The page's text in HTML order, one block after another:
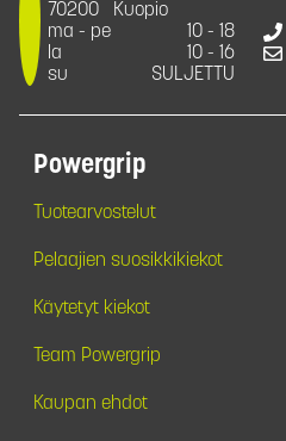
70200
Kuopio
ma - pe
10 - 18
la
10 - 16
su
SULJETTU
Powergrip
Tuotearvostelut
Pelaajien suosikkikiekot
Käytetyt kiekot
Team Powergrip
Kaupan ehdot